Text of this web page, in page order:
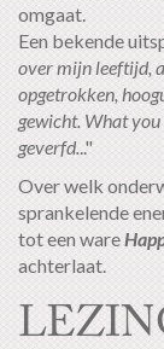
omgaat.
Een bekende
over mijn leeftijd,
opgetrokken,
gewicht. What
geverfd. .."
Over welk
sprankelende
tot een ware
achterlaat.